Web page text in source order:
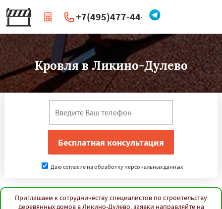
+7(495)477-44-66
| Перезвоните мне
Кровля в Ликино-Дулево
Даю согласие на обработку персональных данных
Приглашаем к сотрудничеству специалистов по строительству
деревянных домов в Ликино-Дулево, заявки направляйте на